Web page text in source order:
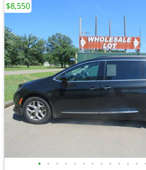
• • • • • • • • • • • • •
$8,550